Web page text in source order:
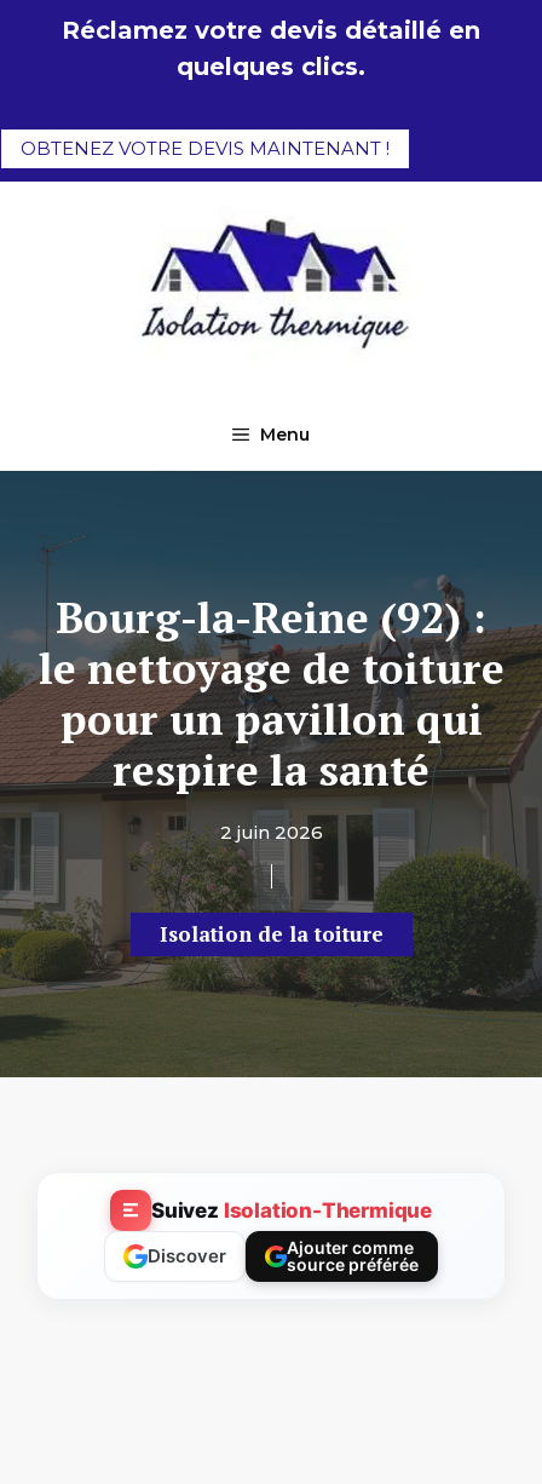
Réclamez votre devis détaillé en
quelques clics.
OBTENEZ VOTRE DEVIS MAINTENANT !
Menu
Bourg-la-Reine (92) :
le nettoyage de toiture
pour un pavillon qui
respire la santé
2 juin 2026
Isolation de la toiture
Suivez Isolation-Thermique
Discover
Ajouter comme
source préférée